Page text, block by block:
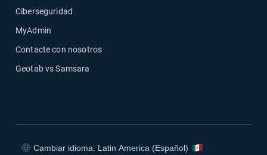
Ciberseguridad
MyAdmin
Contacte con nosotros
Geotab vs Samsara
Cambiar idioma: Latin America (Español)